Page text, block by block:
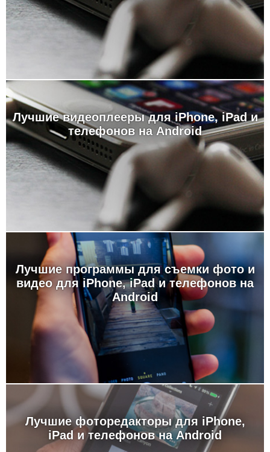
Лучшие видеоплееры для iPhone, iPad и
телефонов на Android
Лучшие программы для съемки фото и
видео для iPhone, iPad и телефонов на
Android
Лучшие фоторедакторы для iPhone,
iPad и телефонов на Android